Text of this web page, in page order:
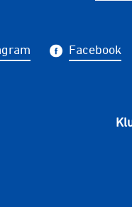
Facebook